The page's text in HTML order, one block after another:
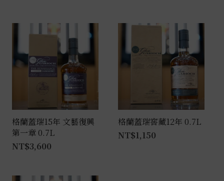
格蘭蓋瑞15年 文藝復興
第一章 0.7L
NT$3,600
格蘭蓋瑞窖藏12年 0.7L
NT$1,150